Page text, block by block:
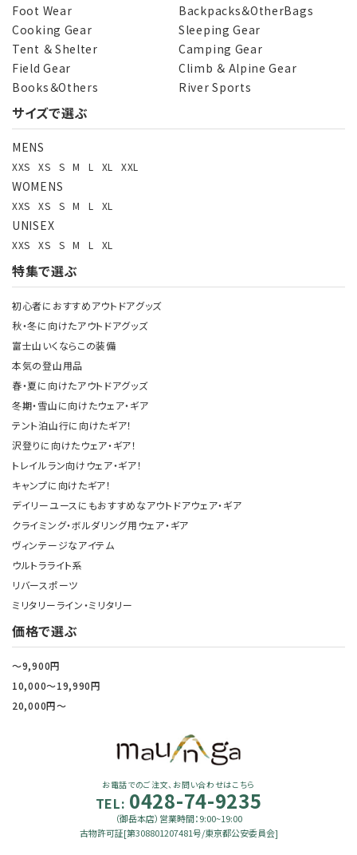
Foot Wear
Backpacks＆OtherBags
Cooking Gear
Sleeping Gear
Tent ＆ Shelter
Camping Gear
Field Gear
Climb ＆ Alpine Gear
Books＆Others
River Sports
サイズで選ぶ
MENS
XXS XS S M L XL XXL
WOMENS
XXS XS S M L XL
UNISEX
XXS XS S M L XL
特集で選ぶ
初心者におすすめアウトドアグッズ
秋・冬に向けたアウトドアグッズ
富士山いくならこの装備
本気の登山用品
春・夏に向けたアウトドアグッズ
冬期・雪山に向けたウェア・ギア
テント泊山行に向けたギア！
沢登りに向けたウェア・ギア！
トレイルラン向けウェア・ギア！
キャンプに向けたギア！
デイリーユースにもおすすめなアウトドアウェア・ギア
クライミング・ボルダリング用ウェア・ギア
ヴィンテージなアイテム
ウルトラライト系
リバースポーツ
ミリタリーライン・ミリタリー
価格で選ぶ
～9,900円
10,000～19,990円
20,000円～
お電話でのご注文、お問い合わせはこちら
TEL: 0428-74-9235
（御岳本店）営業時間：9:00~19:00
古物許可証[第308801207481号/東京都公安委員会]